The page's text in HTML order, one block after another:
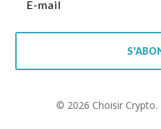
© 2026 Choisir